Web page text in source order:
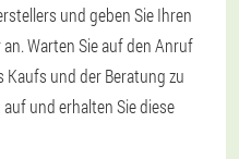
und geben Sie Ihren
Warten Sie auf den Anruf
Kaufs und der Beratung zu
und erhalten Sie diese